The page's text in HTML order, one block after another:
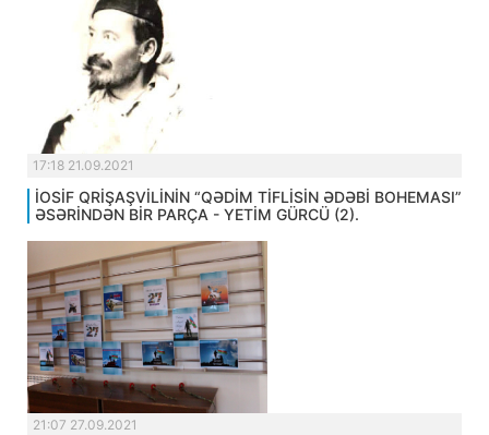
17:18 21.09.2021
İOSİF QRİŞAŞVİLİNİN “QƏDİM TİFLİSİN ƏDƏBİ BOHEMASI”
ƏSƏRİNDƏN BİR PARÇA - YETİM GÜRCÜ (2).
21:07 27.09.2021